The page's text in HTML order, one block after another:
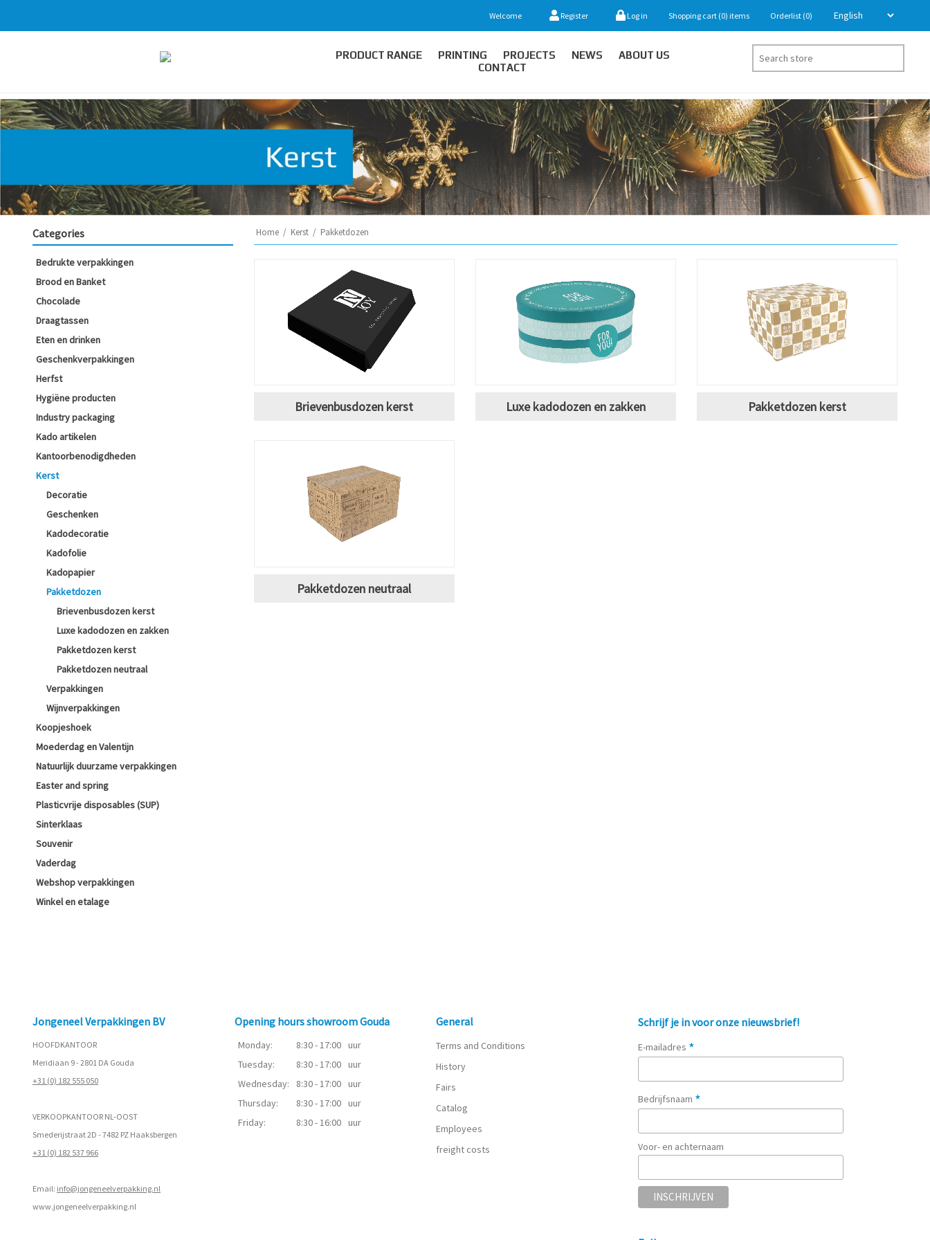
Welcome Register Log in Shopping cart (0) items Orderlist (0)
PRODUCT RANGE PRINTING PROJECTS NEWS
ABOUT US
CONTACT
Categories
Bedrukte verpakkingen
Brood en Banket
Chocolade
Draagtassen
Eten en drinken
Geschenkverpakkingen
Herfst
Hygiëne producten
Industry packaging
Kado artikelen
Kantoorbenodigdheden
Kerst
Decoratie
Geschenken
Kadodecoratie
Kadofolie
Kadopapier
Pakketdozen
Brievenbusdozen kerst
Luxe kadodozen en zakken
Pakketdozen kerst
Pakketdozen neutraal
Verpakkingen
Wijnverpakkingen
Koopjeshoek
Moederdag en Valentijn
Natuurlijk duurzame verpakkingen
Easter and spring
Plasticvrije disposables (SUP)
Sinterklaas
Souvenir
Vaderdag
Webshop verpakkingen
Winkel en etalage
Home / Kerst / Pakketdozen
Brievenbusdozen kerst Luxe kadodozen en zakken Pakketdozen kerst
Pakketdozen neutraal
Jongeneel Verpakkingen BV
HOOFDKANTOOR
Meridiaan 9 - 2801 DA Gouda
+31 (0) 182 555 050
VERKOOPKANTOOR NL-OOST
Smederijstraat 2D - 7482 PZ Haaksbergen
+31 (0) 182 537 966
Email: info@jongeneelverpakking.nl
www.jongeneelverpakking.nl
Opening hours showroom Gouda
Monday: 8:30 - 17:00 uur
Tuesday:
8:30 - 17:00 uur
Wednesday:
8:30 - 17:00 uur
Thursday:
8:30 - 17:00 uur
Friday:
8:30 - 16:00 uur
General
Terms and Conditions
History
Fairs
Catalog
Employees
freight costs
Schrijf je in voor onze nieuwsbrief!
E-mailadres *
Bedrijfsnaam *
Voor- en achternaam